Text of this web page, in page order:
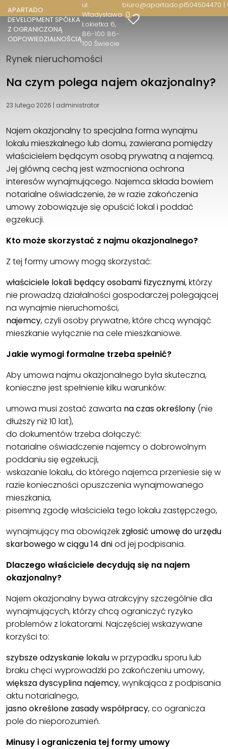
APARTADO
DEVELOPMENT SPÓŁKA
Z OGRANICZONĄ
ODPOWIEDZIALNOŚCIĄ
ul.
Władysława
Łokietka 6
86-100 86-
100 Świecie
biuro@apartado.pl504504470
0
APARTADO DEVELOPMENT SPÓŁKA Z
OGRANICZONĄ ODPOWIEDZIALNOŚCIĄ
ul. Władysława Łokietka 6
86-100 86-100 Świecie
biuro@apartado.pl
Rynek nieruchomości
Na czym polega najem okazjonalny?
23 lutego 2026 | administrator
Najem okazjonalny to specjalna forma wynajmu
lokalu mieszkalnego lub domu, zawierana pomiędzy
właścicielem będącym osobą prywatną a najemcą.
Jej główną cechą jest wzmocniona ochrona
interesów wynajmującego. Najemca składa bowiem
notarialne oświadczenie, że w razie zakończenia
umowy zobowiązuje się opuścić lokal i poddać
egzekucji.
Kto może skorzystać z najmu okazjonalnego?
Z tej formy umowy mogą skorzystać:
właściciele lokali będący osobami fizycznymi, którzy
nie prowadzą działalności gospodarczej polegającej
na wynajmie nieruchomości,
najemcy, czyli osoby prywatne, które chcą wynająć
mieszkanie wyłącznie na cele mieszkaniowe.
Jakie wymogi formalne trzeba spełnić?
Aby umowa najmu okazjonalnego była skuteczna,
konieczne jest spełnienie kilku warunków:
umowa musi zostać zawarta na czas określony (nie
dłuższy niż 10 lat),
do dokumentów trzeba dołączyć:
notarialne oświadczenie najemcy o dobrowolnym
poddaniu się egzekucji,
wskazanie lokalu, do którego najemca przeniesie się w
razie konieczności opuszczenia wynajmowanego
mieszkania,
pisemną zgodę właściciela tego lokalu zastępczego,
wynajmujący ma obowiązek zgłosić umowę do urzędu
skarbowego w ciągu 14 dniod jej podpisania.
Dlaczego właściciele decydują się na najem
okazjonalny?
Najem okazjonalny bywa atrakcyjny szczególnie dla
wynajmujących, którzy chcą ograniczyć ryzyko
problemów z lokatorami. Najczęściej wskazywane
korzyści to:
szybsze odzyskanie lokaluw przypadku sporu lub
braku chęci wyprowadzki po zakończeniu umowy,
większa dyscyplina najemcy, wynikająca z podpisania
aktu notarialnego,
jasno określone zasady współpracy, co ogranicza
pole do nieporozumień.
Minusy i ograniczenia tej formy umowy